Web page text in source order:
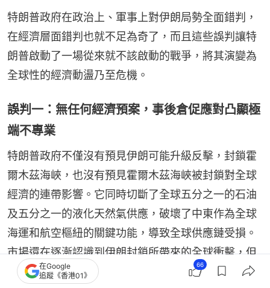
特朗普政府在政治上、軍事上對伊朗局勢全面錯判，
在經濟層面錯判也就不足為奇了，而且這些誤判讓特
朗普啟動了一場從來就不該啟動的戰爭，將其演變為
全球性的經濟動盪乃至危機。
誤判一：無任何經濟預案，事後倉促應對凸顯極
端不專業
特朗普政府不僅沒有預見伊朗可能升級反擊，封鎖霍
爾木茲海峽，也沒有預見霍爾木茲海峽被封鎖對全球
經濟的連帶影響。它同時切斷了全球五分之一的石油
及五分之一的液化天然氣供應，破壞了中東作為全球
海運和航空樞紐的關鍵功能，導致全球供應鏈受損。
市場還在逐漸認識到伊朗封鎖所帶來的全球衝擊，但
更讓各方感到震驚與憤怒的是，特朗普團隊在戰前沒
在Google
追蹤《香港01》
66